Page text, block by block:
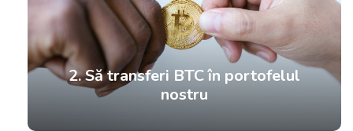
2. Să transferi BTC în portofelul
nostru